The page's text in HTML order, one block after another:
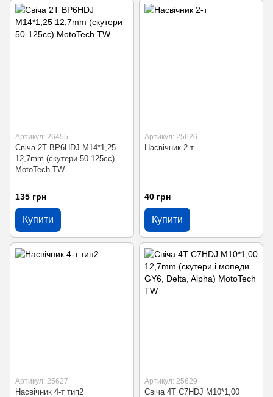
Артикул: 26455
Свіча 2T BP6HDJ M14*1,25
12,7mm (скутери 50-125сс)
MotoTech TW
135 грн
Купити
Артикул: 25626
Насвічник 2-т
40 грн
Купити
Артикул: 25627
Насвічник 4-т тип2
Артикул: 25629
Свіча 4T C7HDJ M10*1,00